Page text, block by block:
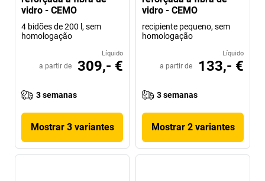
vidro - CEMO
4 bidões de 200 l, sem
homologação
Líquido
a partir de 309,- €
3 semanas
Mostrar 3 variantes
vidro - CEMO
recipiente pequeno, sem
homologação
Líquido
a partir de 133,- €
3 semanas
Mostrar 2 variantes